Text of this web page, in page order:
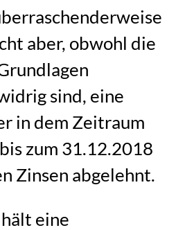
aber, obwohl die
sind, eine
in dem Zeitraum
zum 31.12.2018
Zinsen abgelehnt.
eine